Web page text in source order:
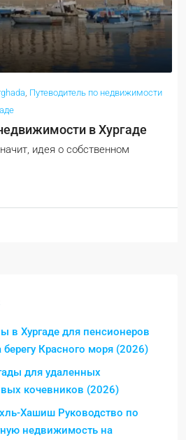
Путеводитель по недвижимости
в Хургаде
идея о собственном
в Хургаде для пенсионеров
Красного моря (2026)
для удаленных
кочевников (2026)
Хашиш Руководство по
недвижимость на